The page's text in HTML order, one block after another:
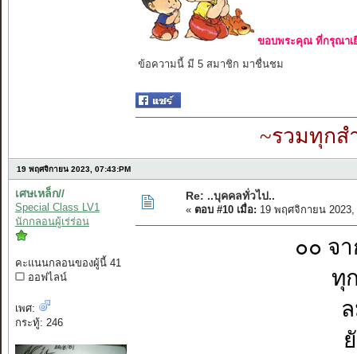
ขอบพระคุณ ที่กรุณาเ
ข้อความนี้ มี 5 สมาชิก มาชื่นชม
~รวมทุกส
19 พฤศจิกายน 2023, 07:43:PM
เศษเหล็ก//
Special Class LV1
นักกลอนผู้เร่ร่อน
คะแนนกลอนของผู้นี้ 41
ออฟไลน์
เพศ:
กระทู้: 246
Re: ..บุคคลทั่วไป..
« ตอบ #10 เมื่อ: 19 พฤศจิกายน 2023,
๐๐ จ
ทุ